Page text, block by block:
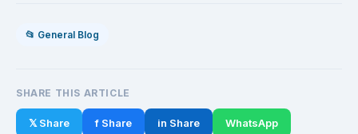
📂 General Blog
SHARE THIS ARTICLE
𝕏 Share f Share in Share WhatsApp